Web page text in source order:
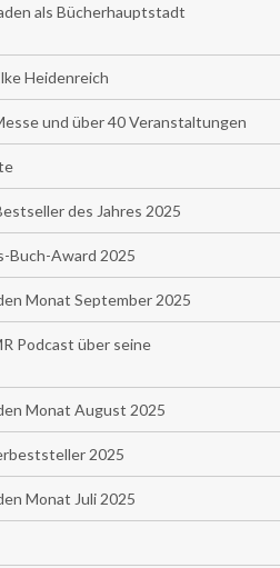
als Bücherhauptstadt
Heidenreich
und über 40 Veranstaltungen
des Jahres 2025
Buch-Award 2025
Monat September 2025
Podcast über seine
Monat August 2025
2025
Monat Juli 2025